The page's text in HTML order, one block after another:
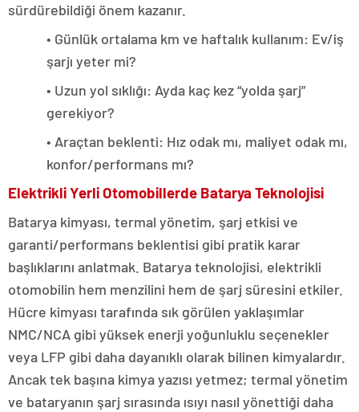
sürdürebildiği önem kazanır.
• Günlük ortalama km ve haftalık kullanım: Ev/iş
şarjı yeter mi?
• Uzun yol sıklığı: Ayda kaç kez “yolda şarj”
gerekiyor?
• Araçtan beklenti: Hız odak mı, maliyet odak mı,
konfor/performans mı?
Elektrikli Yerli Otomobillerde Batarya Teknolojisi
Batarya kimyası, termal yönetim, şarj etkisi ve
garanti/performans beklentisi gibi pratik karar
başlıklarını anlatmak. Batarya teknolojisi, elektrikli
otomobilin hem menzilini hem de şarj süresini etkiler.
Hücre kimyası tarafında sık görülen yaklaşımlar
NMC/NCA gibi yüksek enerji yoğunluklu seçenekler
veya LFP gibi daha dayanıklı olarak bilinen kimyalardır.
Ancak tek başına kimya yazısı yetmez; termal yönetim
ve bataryanın şarj sırasında ısıyı nasıl yönettiği daha